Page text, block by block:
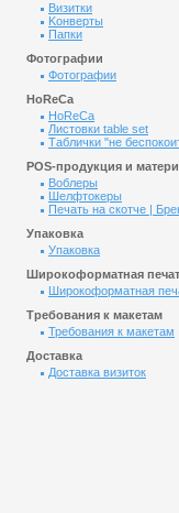
Визитки
Kонверты
Папки
Фотографии
Фотографии
HoReCa
HoReCa
Листовки table set
Таблички "не
POS-продукция и
Воблеры
Шелфтокеры
Печать на скотче |
Упаковка
Упаковка
Широкоформатная
Широкоформатная
Требования к макетам
Требования к макетам
Доставка
Доставка визиток